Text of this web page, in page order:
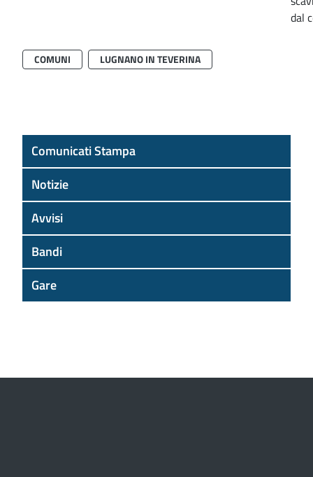
dal
COMUNI LUGNANO IN TEVERINA
Comunicati Stampa
Notizie
Avvisi
Bandi
Gare